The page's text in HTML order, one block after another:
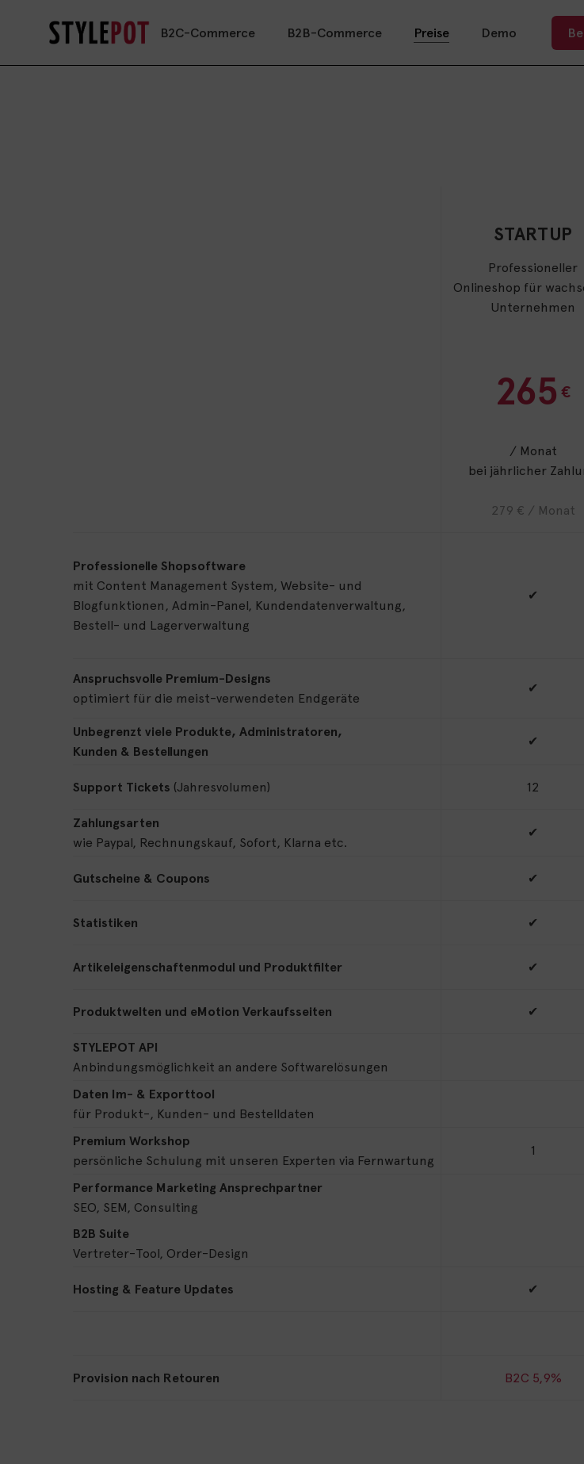
B2C-Commerce B2B-Commerce Preise Demo
STARTUP
Professioneller
Onlineshop für
Unternehmen
265 €
/ Monat
bei jährlicher
279 € / Monat
Professionelle Shopsoftware
mit Content Management System, Website- und
Blogfunktionen, Admin-Panel, Kundendatenverwaltung,
Bestell- und Lagerverwaltung
✔
Anspruchsvolle Premium-Designs
optimiert für die meist-verwendeten Endgeräte
✔
Unbegrenzt viele Produkte, Administratoren,
Kunden & Bestellungen
✔
Support Tickets (Jahresvolumen) 12
Zahlungsarten
wie Paypal, Rechnungskauf, Sofort, Klarna etc.
✔
Gutscheine & Coupons ✔
Statistiken ✔
Artikeleigenschaftenmodul und Produktfilter ✔
Produktwelten und eMotion Verkaufsseiten ✔
STYLEPOT API
Anbindungsmöglichkeit an andere Softwarelösungen
Daten Im- & Exporttool
für Produkt-, Kunden- und Bestelldaten
Premium Workshop
persönliche Schulung mit unseren Experten via Fernwartung
1
Performance Marketing Ansprechpartner
SEO, SEM, Consulting
B2B Suite
Vertreter-Tool, Order-Design
Hosting & Feature Updates ✔
Provision nach Retouren B2C 5,9%